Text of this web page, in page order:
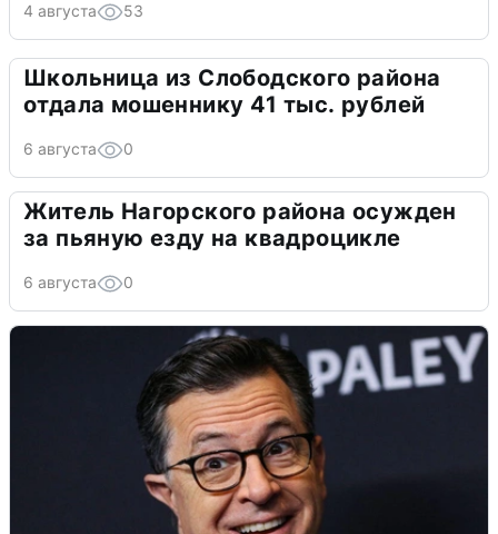
4 августа 53
Школьница из Слободского района
отдала мошеннику 41 тыс. рублей
6 августа 0
Житель Нагорского района осужден
за пьяную езду на квадроцикле
6 августа 0